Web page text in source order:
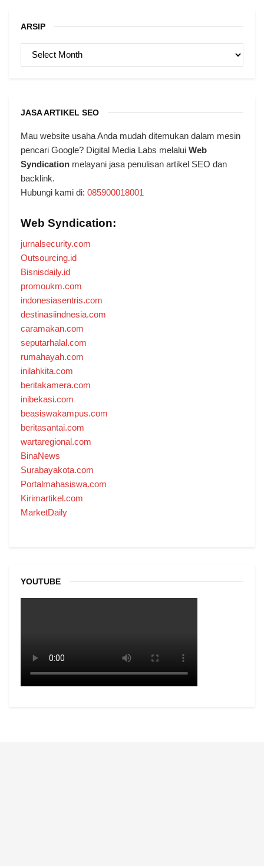
ARSIP
ARSIP
JASA ARTIKEL SEO
Mau website usaha Anda mudah ditemukan dalam mesin
pencari Google? Digital Media Labs melalui Web
Syndication melayani jasa penulisan artikel SEO dan
backlink.
Hubungi kami di: 085900018001
Web Syndication:
jurnalsecurity.com
Outsourcing.id
Bisnisdaily.id
promoukm.com
indonesiasentris.com
destinasiindnesia.com
caramakan.com
seputarhalal.com
rumahayah.com
inilahkita.com
beritakamera.com
inibekasi.com
beasiswakampus.com
beritasantai.com
wartaregional.com
BinaNews
Surabayakota.com
Portalmahasiswa.com
Kirimartikel.com
MarketDaily
YOUTUBE